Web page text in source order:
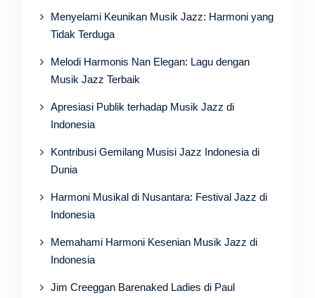
Menyelami Keunikan Musik Jazz: Harmoni yang
Tidak Terduga
Melodi Harmonis Nan Elegan: Lagu dengan
Musik Jazz Terbaik
Apresiasi Publik terhadap Musik Jazz di
Indonesia
Kontribusi Gemilang Musisi Jazz Indonesia di
Dunia
Harmoni Musikal di Nusantara: Festival Jazz di
Indonesia
Memahami Harmoni Kesenian Musik Jazz di
Indonesia
Jim Creeggan Barenaked Ladies di Paul